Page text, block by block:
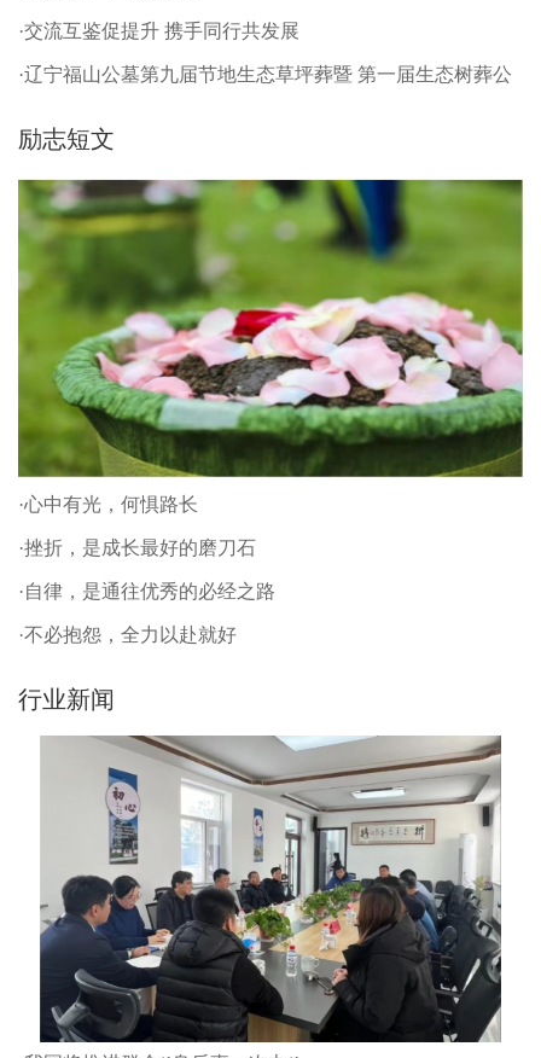
·交流互鉴促提升 携手同行共发展
·辽宁福山公墓第九届节地生态草坪葬暨 第一届生态树葬公
励志短文
·心中有光，何惧路长
·挫折，是成长最好的磨刀石
·自律，是通往优秀的必经之路
·不必抱怨，全力以赴就好
行业新闻